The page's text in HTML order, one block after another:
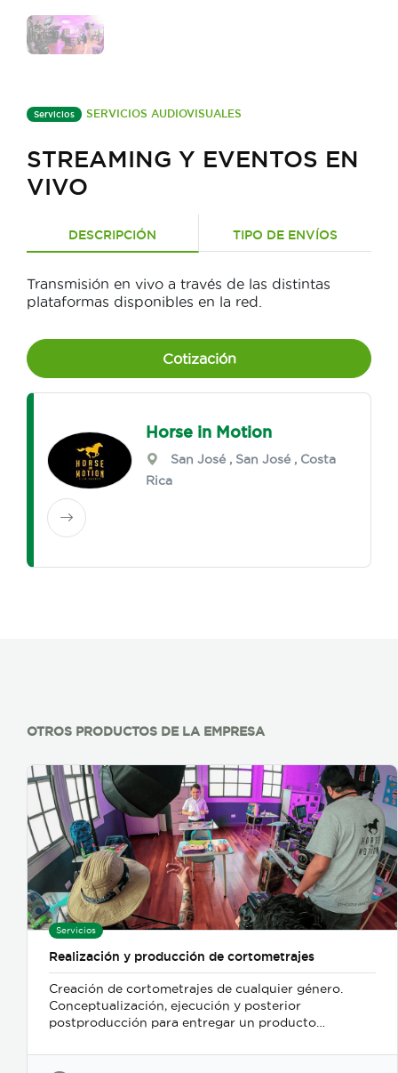
Servicios SERVICIOS AUDIOVISUALES
STREAMING Y EVENTOS EN
VIVO
DESCRIPCIÓN TIPO DE ENVÍOS
Transmisión en vivo a través de las distintas
plataformas disponibles en la red.
Cotización
Horse in Motion
San José , San José , Costa
Rica
OTROS PRODUCTOS DE LA EMPRESA
Servicios
Realización y producción de cortometrajes
Creación de cortometrajes de cualquier género.
Conceptualización, ejecución y posterior
postproducción para entregar un producto
diferentes medios de comunicación existentes.